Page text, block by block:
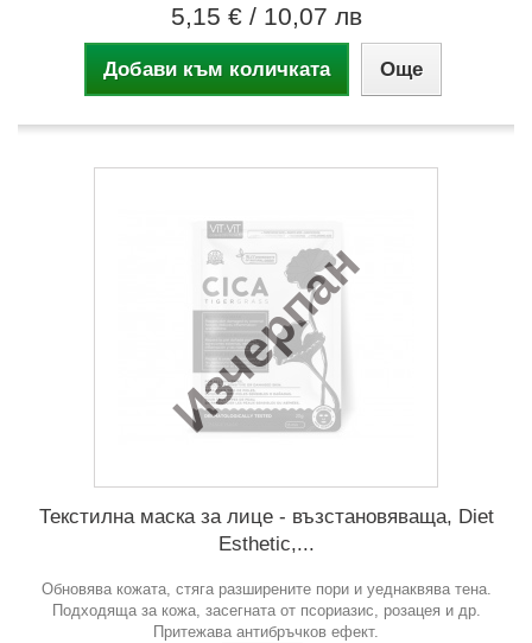
5,15 € / 10,07 лв
Добави към количката Още
Изчерпан
Текстилна маска за лице - възстановяваща, Diet
Esthetic,...
Обновява кожата, стяга разширените пори и уеднаквява тена.
Подходяща за кожа, засегната от псориазис, розацея и др.
Притежава антибръчков ефект.